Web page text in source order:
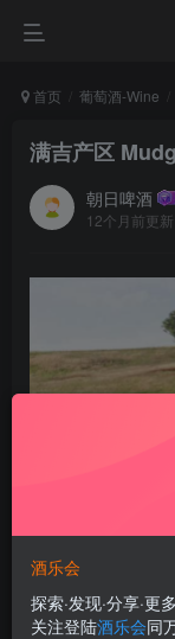
首页 葡萄酒-Wine
满吉产区
朝日啤酒
12个月前更新
满吉位于该州首
酒乐会
探索·发现·分享·更
关注登陆酒乐会同